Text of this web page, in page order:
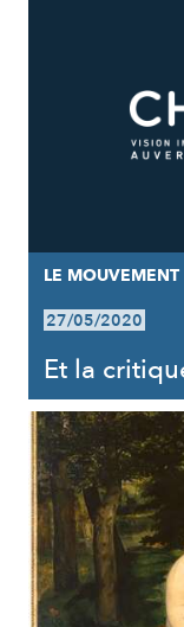
LE MOUVEMENT
27/05/2020
Et la